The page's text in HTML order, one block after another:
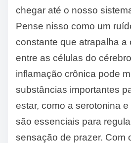
chegar até o nosso
Pense nisso como um
constante que atrapalha a
entre as células do
inflamação crônica pode
substâncias importantes
estar, como a serotonina
são essenciais para
sensação de prazer. Com